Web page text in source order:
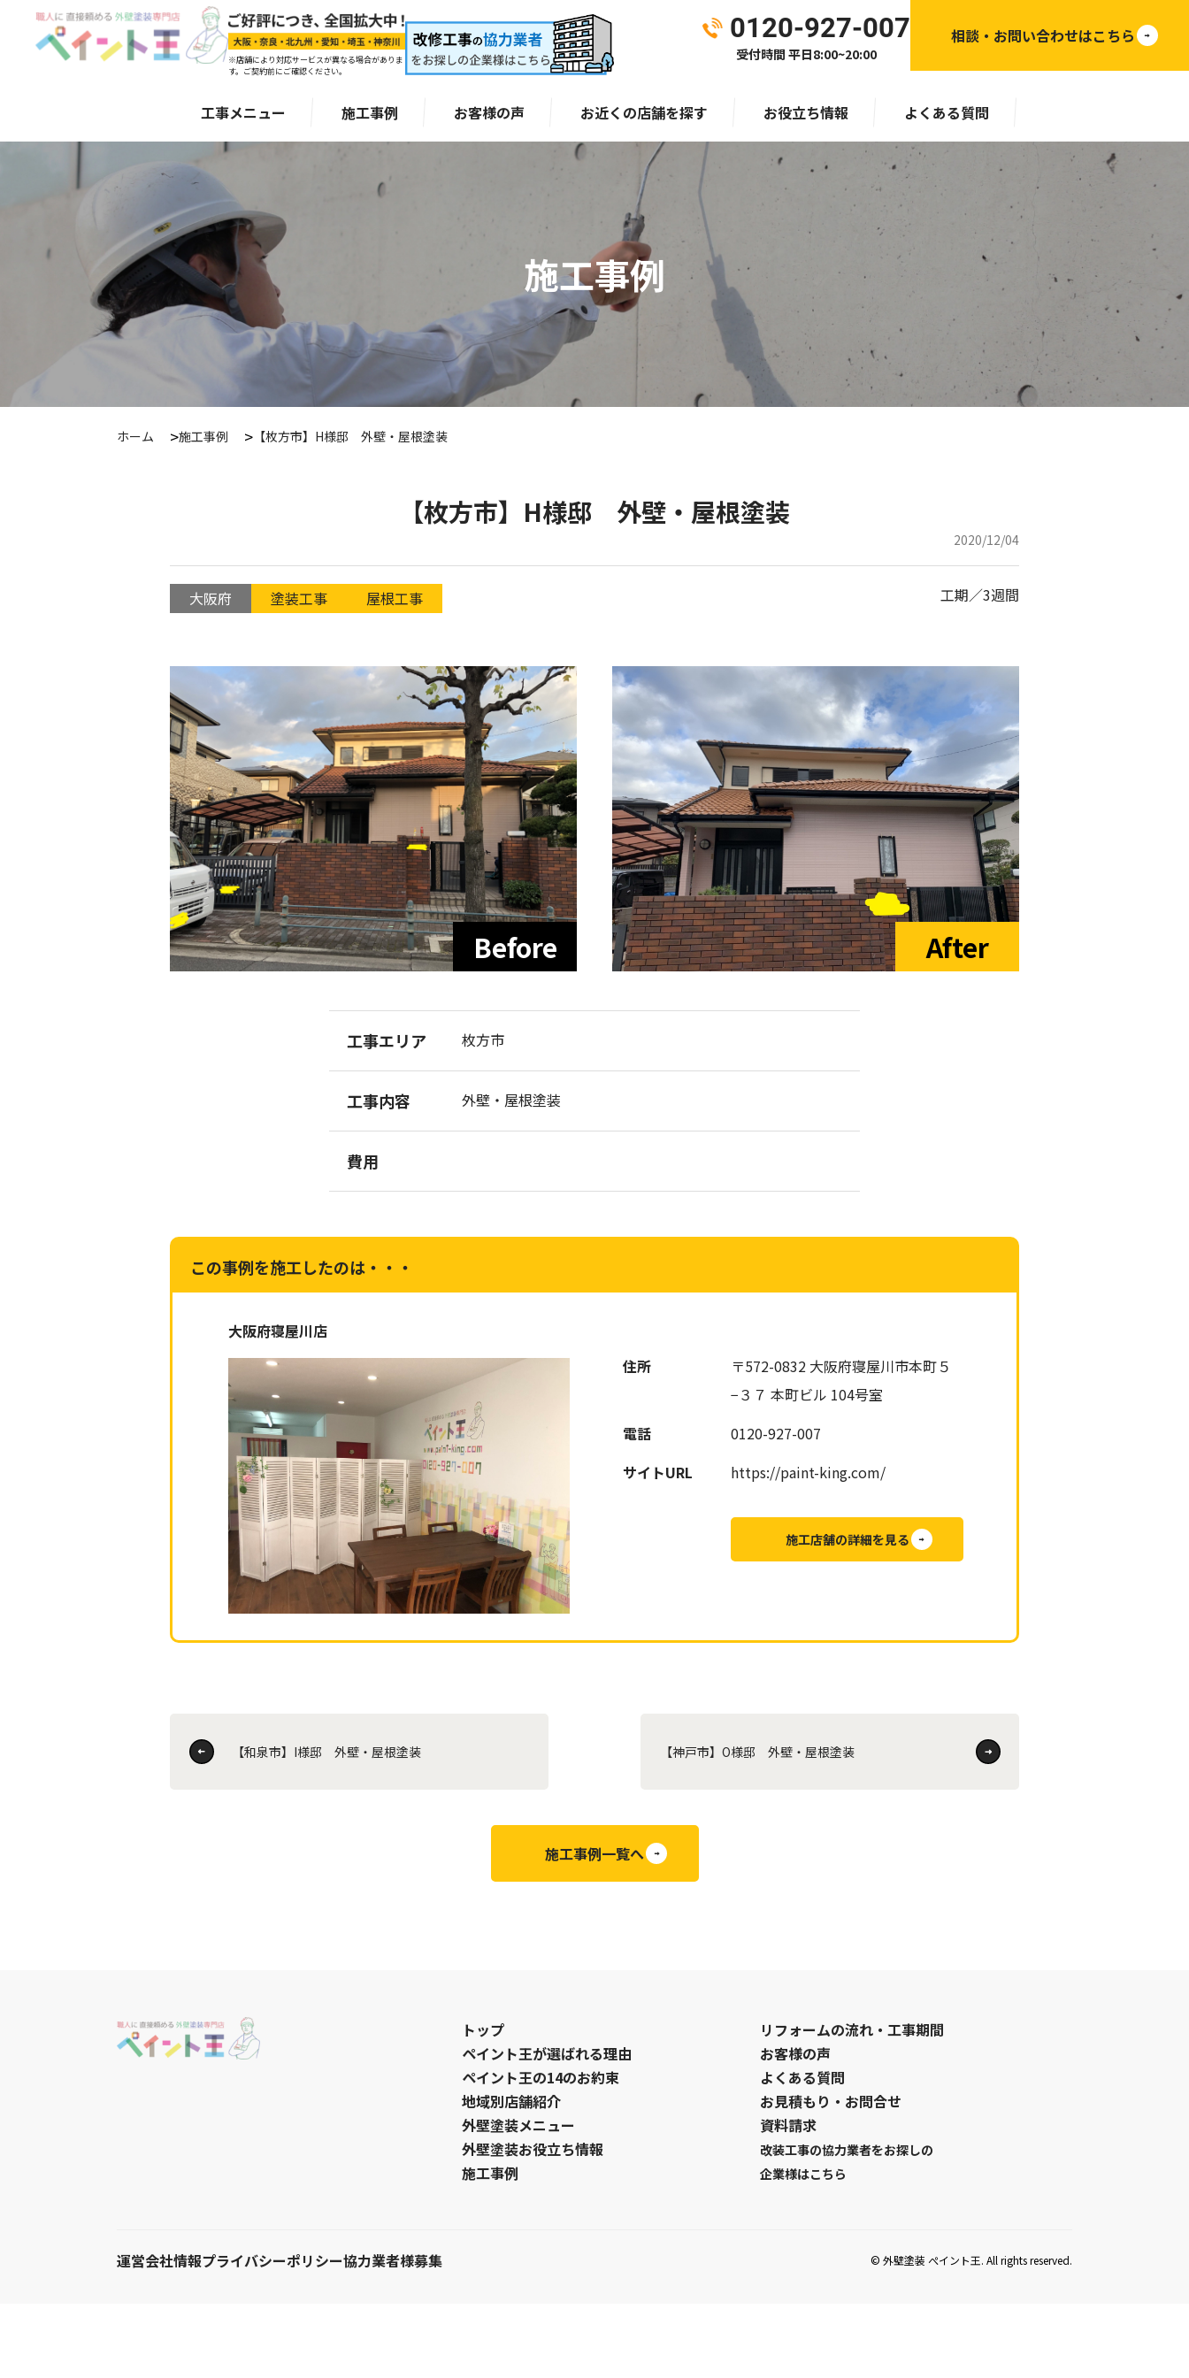
※店舗により対応サービスが異なる場合がありま
す。ご契約前にご確認ください。
0120-927-007
受付時間 平日8:00~20:00
相談・お問い合わせはこちら
工事メニュー 施工事例 お客様の声 お近くの店舗を探す お役立ち情報 よくある質問
施工事例
ホーム 施工事例 【枚方市】H様邸 外壁・屋根塗装
【枚方市】H様邸 外壁・屋根塗装
2020/12/04
大阪府 塗装工事 屋根工事 工期／3週間
工事エリア 枚方市
工事内容 外壁・屋根塗装
費用
この事例を施工したのは・・・
大阪府寝屋川店
住所
〒572-0832 大阪府寝屋川市本町５
−３７ 本町ビル 104号室
電話
0120-927-007
サイトURL
https://paint-king.com/
施工店舗の詳細を見る
【和泉市】I様邸 外壁・屋根塗装 【神戸市】O様邸 外壁・屋根塗装
施工事例一覧へ
トップ
ペイント王が選ばれる理由
ペイント王の14のお約束
地域別店舗紹介
外壁塗装メニュー
外壁塗装お役立ち情報
施工事例
リフォームの流れ・工事期間
お客様の声
よくある質問
お見積もり・お問合せ
資料請求
改装工事の協力業者をお探しの
企業様はこちら
運営会社情報プライバシーポリシー協力業者様募集 © 外壁塗装 ぺイント王. All rights reserved.